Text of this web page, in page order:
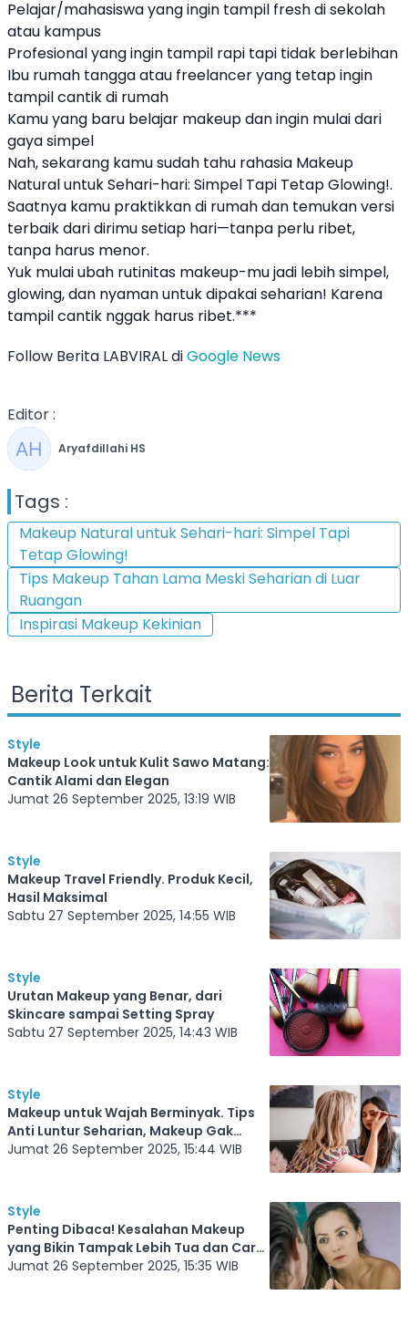
Pelajar/mahasiswa yang ingin tampil fresh di sekolah
atau kampus
Profesional yang ingin tampil rapi tapi tidak berlebihan
Ibu rumah tangga atau freelancer yang tetap ingin
tampil cantik di rumah
Kamu yang baru belajar makeup dan ingin mulai dari
gaya simpel
Nah, sekarang kamu sudah tahu rahasia Makeup
Natural untuk Sehari-hari: Simpel Tapi Tetap Glowing!.
Saatnya kamu praktikkan di rumah dan temukan versi
terbaik dari dirimu setiap hari—tanpa perlu ribet,
tanpa harus menor.
Yuk mulai ubah rutinitas makeup-mu jadi lebih simpel,
glowing, dan nyaman untuk dipakai seharian! Karena
tampil cantik nggak harus ribet.***
Follow Berita LABVIRAL diGoogle News
Editor :
Aryafdillahi HS
Tags :
Makeup Natural untuk Sehari-hari: Simpel Tapi
Tetap Glowing!
Tips Makeup Tahan Lama Meski Seharian di Luar
Ruangan
Inspirasi Makeup Kekinian
Berita Terkait
Style
Makeup Look untuk Kulit Sawo Matang:
Cantik Alami dan Elegan
Jumat 26 September 2025, 13:19 WIB
Style
Makeup Travel Friendly. Produk Kecil,
Hasil Maksimal
Sabtu 27 September 2025, 14:55 WIB
Style
Urutan Makeup yang Benar, dari
Skincare sampai Setting Spray
Sabtu 27 September 2025, 14:43 WIB
Style
Makeup untuk Wajah Berminyak. Tips
Anti Luntur Seharian, Makeup Gak
Bakal Longsor
Jumat 26 September 2025, 15:44 WIB
Style
Penting Dibaca! Kesalahan Makeup
yang Bikin Tampak Lebih Tua dan Cara
Menghindarinya
Jumat 26 September 2025, 15:35 WIB